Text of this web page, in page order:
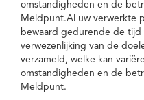
omstandigheden en de
Meldpunt.Al uw verwerkte
bewaard gedurende de
verwezenlijking van de
verzameld, welke kan
omstandigheden en de
Meldpunt.